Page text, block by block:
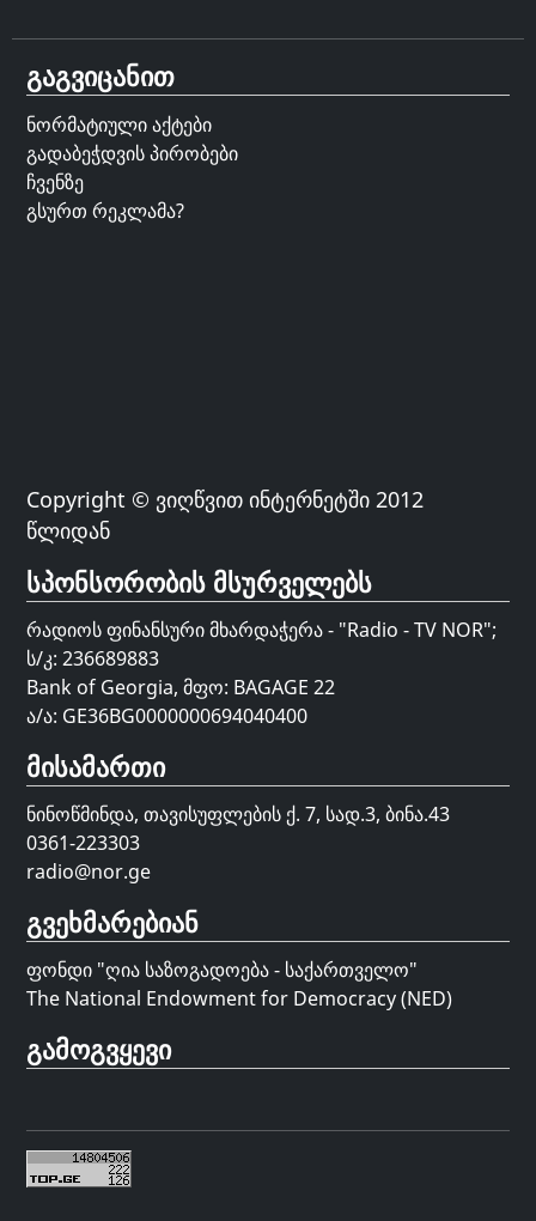
გაგვიცანით
ნორმატიული აქტები
გადაბეჭდვის პირობები
ჩვენზე
გსურთ რეკლამა?
Copyright © ვიღწვით ინტერნეტში 2012
წლიდან
სპონსორობის მსურველებს
რადიოს ფინანსური მხარდაჭერა - "Radio - TV NOR";
ს/კ: 236689883
Bank of Georgia, მფო: BAGAGE 22
ა/ა: GE36BG0000000694040400
მისამართი
ნინოწმინდა, თავისუფლების ქ. 7, სად.3, ბინა.43
0361-223303
radio@nor.ge
გვეხმარებიან
ფონდი "ღია საზოგადოება - საქართველო"
The National Endowment for Democracy (NED)
გამოგვყევი